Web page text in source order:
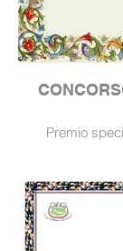
Premio